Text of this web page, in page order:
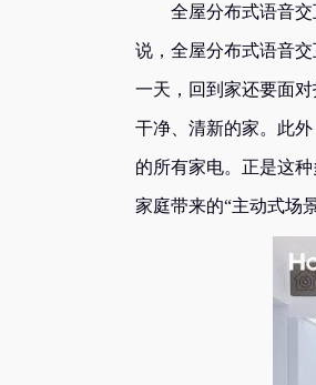
全屋分布式语音交互
说，全屋分布式语音
一天，回到家还要面
干净、清新的家。此
的所有家电。正是这
家庭带来的“主动式场